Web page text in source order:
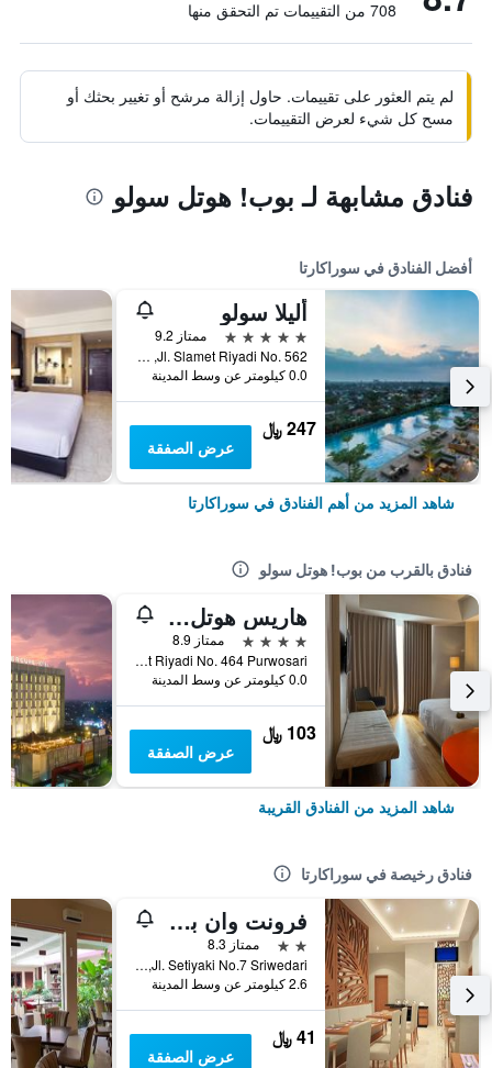
708 من التقييمات تم التحقق منها
لم يتم العثور على تقييمات. حاول إزالة مرشح أو تغيير بحثك أو
مسح كل شيء لعرض التقييمات.
فنادق مشابهة لـ بوب! هوتل سولو
أفضل الفنادق في سوراكارتا
أليلا سولو
5 نجوم
ممتاز 9.2
Jl. Slamet Riyadi No. 562, سوراكارتا, إندونيسيا
0.0 كيلومتر عن وسط المدينة
247 ﷼
عرض الصفقة
شاهد المزيد من أهم الفنادق في سوراكارتا
فنادق بالقرب من بوب! هوتل سولو
هاريس هوتل آند كونفينشنز سولو
4 نجوم
ممتاز 8.9
Jalan Slamet Riyadi No. 464 Purwosari, سوراكارتا, إندونيسيا
0.0 كيلومتر عن وسط المدينة
103 ﷼
عرض الصفقة
شاهد المزيد من الفنادق القريبة
فنادق رخيصة في سوراكارتا
فرونت وان بوتيك براني سولو
2 نجمتين
ممتاز 8.3
Jl. Setiyaki No.7 Sriwedari, سوراكارتا, إندونيسيا
2.6 كيلومتر عن وسط المدينة
41 ﷼
عرض الصفقة